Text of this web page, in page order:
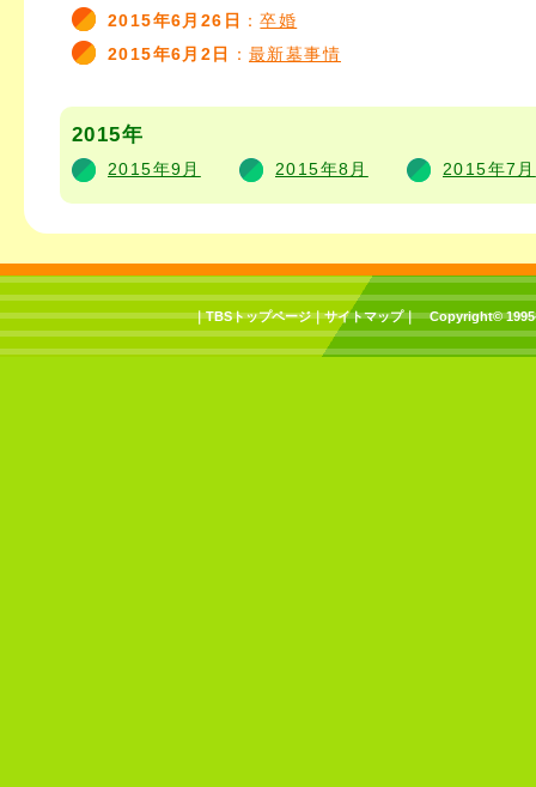
2015年6月26日 ：卒婚
2015年6月2日
：最新墓事情
2015年
2015年9月 2015年8月 2015年7月
｜TBSトップページ｜サイトマップ｜ Copyright©